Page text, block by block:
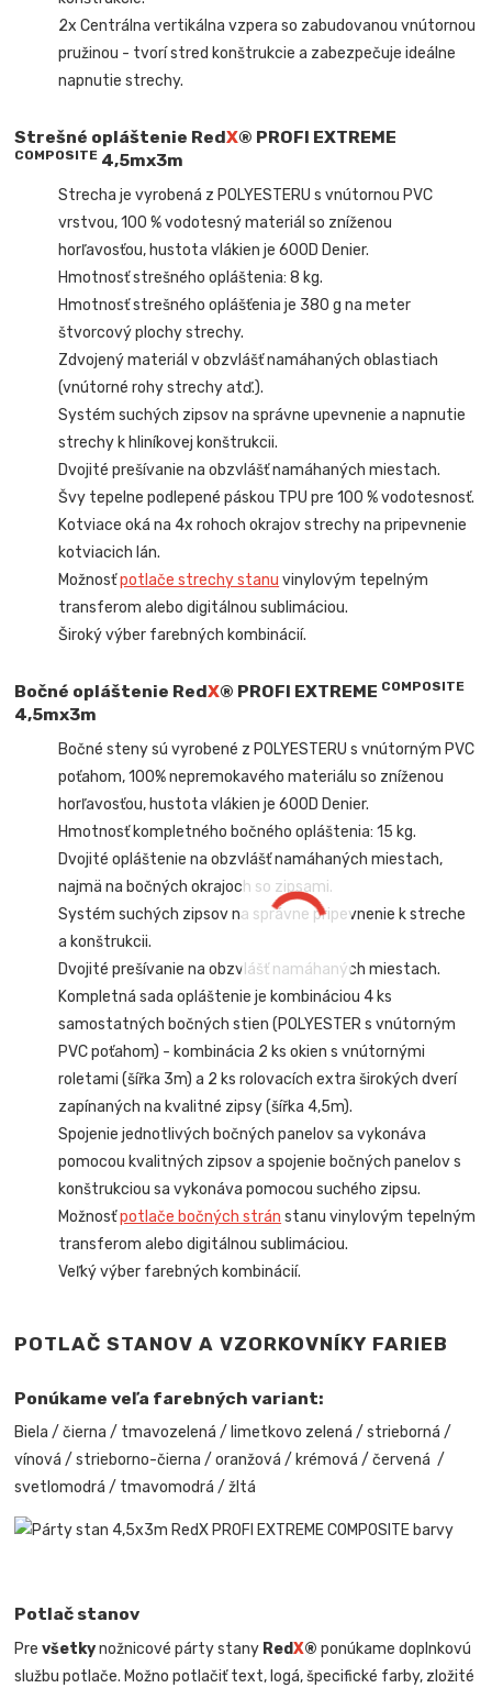
2x Centrálna vertikálna vzpera so zabudovanou vnútornou
pružinou - tvorí stred konštrukcie a zabezpečuje ideálne
napnutie strechy.
Strešné opláštenie RedX® PROFI EXTREME
COMPOSITE 4,5mx3m
Strecha je vyrobená z POLYESTERU s vnútornou PVC
vrstvou, 100 % vodotesný materiál so zníženou
horľavosťou, hustota vlákien je 600D Denier.
Hmotnosť strešného opláštenia: 8 kg.
Hmotnosť strešného oplášťenia je 380 g na meter
štvorcový plochy strechy.
Zdvojený materiál v obzvlášť namáhaných oblastiach
(vnútorné rohy strechy atď.).
Systém suchých zipsov na správne upevnenie a napnutie
strechy k hliníkovej konštrukcii.
Dvojité prešívanie na obzvlášť namáhaných miestach.
Švy tepelne podlepené páskou TPU pre 100 % vodotesnosť.
Kotviace oká na 4x rohoch okrajov strechy na pripevnenie
kotviacich lán.
Možnosťpotlače strechy stanu vinylovým tepelným
transferom alebo digitálnou sublimáciou.
Široký výber farebných kombinácií.
Bočné opláštenie RedX® PROFI EXTREME COMPOSITE
4,5mx3m
Bočné steny sú vyrobené z POLYESTERU s vnútorným PVC
poťahom, 100% nepremokavého materiálu so zníženou
horľavosťou, hustota vlákien je 600D Denier.
Hmotnosť kompletného bočného opláštenia: 15 kg.
Dvojité opláštenie na obzvlášť namáhaných miestach,
najmä na bočných okrajoch so zipsami.
Systém suchých zipsov na správne pripevnenie k streche
a konštrukcii.
Dvojité prešívanie na obzvlášť namáhaných miestach.
Kompletná sada opláštenie je kombináciou 4 ks
samostatných bočných stien (POLYESTER s vnútorným
PVC poťahom) - kombinácia 2 ks okien s vnútornými
roletami (šířka 3m) a 2 ks rolovacích extra širokých dverí
zapínaných na kvalitné zipsy (šířka 4,5m).
Spojenie jednotlivých bočných panelov sa vykonáva
pomocou kvalitných zipsov a spojenie bočných panelov s
konštrukciou sa vykonáva pomocou suchého zipsu.
Možnosťpotlače bočných strán stanu vinylovým tepelným
transferom alebo digitálnou sublimáciou.
Veľký výber farebných kombinácií.
POTLAČ STANOV A VZORKOVNÍKY FARIEB
Ponúkame veľa farebných variant:
Biela / čierna / tmavozelená / limetkovo zelená / strieborná /
vínová / strieborno-čierna / oranžová / krémová / červená /
svetlomodrá / tmavomodrá / žltá
Potlač stanov
Prevšetkynožnicové párty stany RedX® ponúkame doplnkovú
službu potlače. Možno potlačiť text, logá, špecifické farby, zložité